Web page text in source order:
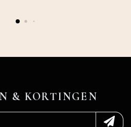
& KORTINGEN